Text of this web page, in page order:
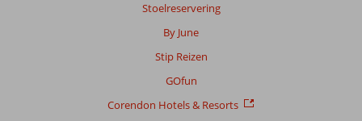
Stoelreservering
By June
Stip Reizen
GOfun
Corendon Hotels & Resorts